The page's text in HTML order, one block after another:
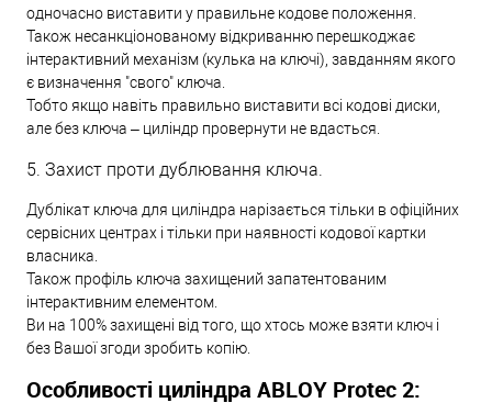
одночасно виставити у правильне кодове положення.
Також несанкціонованому відкриванню перешкоджає
інтерактивний механізм (кулька на ключі), завданням якого
є визначення "свого" ключа.
Тобто якщо навіть правильно виставити всі кодові диски,
але без ключа – циліндр провернути не вдасться.
5. Захист проти дублювання ключа.
Дублікат ключа для циліндра нарізається тільки в офіційних
сервісних центрах і тільки при наявності кодової картки
власника.
Також профіль ключа захищений запатентованим
інтерактивним елементом.
Ви на 100% захищені від того, що хтось може взяти ключ і
без Вашої згоди зробить копію.
Особливості циліндра ABLOY Protec 2: